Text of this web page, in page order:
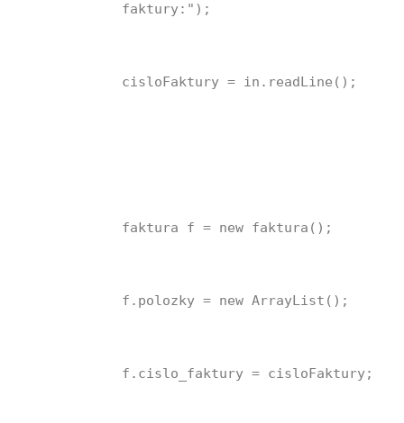
faktury:");
cisloFaktury = in.readLine();
faktura f = new faktura();
f.polozky = new ArrayList();
f.cislo_faktury = cisloFaktury;